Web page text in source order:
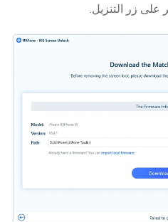
على زر التنزيل.